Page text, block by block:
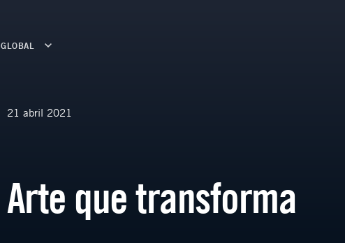
GLOBAL
21 abril 2021
Arte que transforma